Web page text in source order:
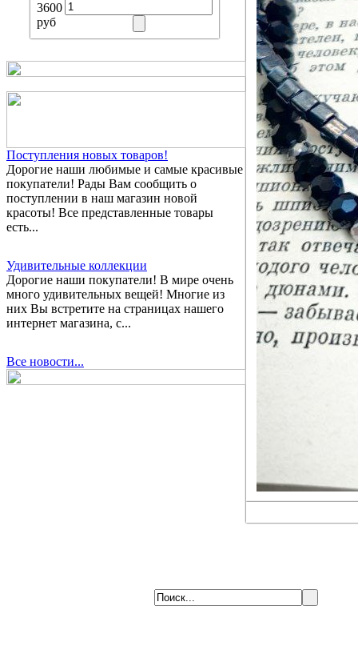
3600
руб
Поступления новых товаров!
Дорогие наши любимые и самые красивые
покупатели! Рады Вам сообщить о
поступлении в наш магазин новой
красоты! Все представленные товары
есть...
Удивительные коллекции
Дорогие наши покупатели! В мире очень
много удивительных вещей! Многие из
них Вы встретите на страницах нашего
интернет магазина, с...
Все новости...